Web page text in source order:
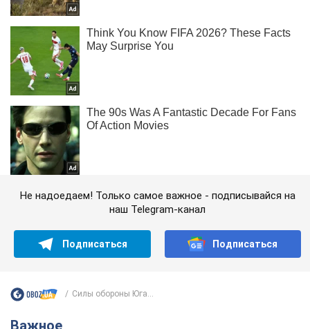
Не надоедаем! Только самое важное - подписывайся на
наш Telegram-канал
Подписаться Подписаться
Силы обороны Юга...
Важное